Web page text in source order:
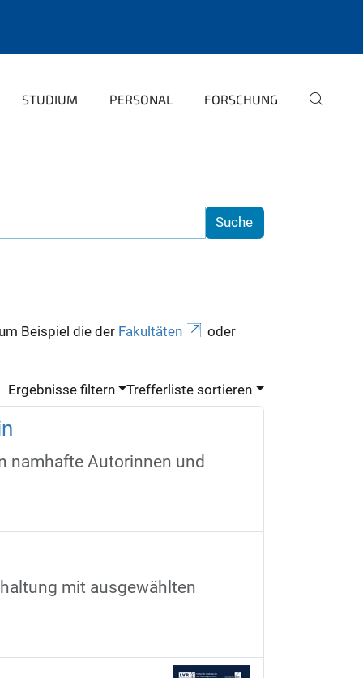
STUDIUM PERSONAL FORSCHUNG
Beispiel die der Fakultäten oder
Ergebnisse filtern Trefferliste sortieren
namhafte Autorinnen und
mit ausgewählten